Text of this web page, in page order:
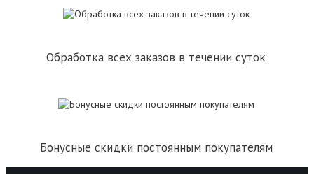
Обработка всех заказов в течении суток
Бонусные скидки постоянным покупателям